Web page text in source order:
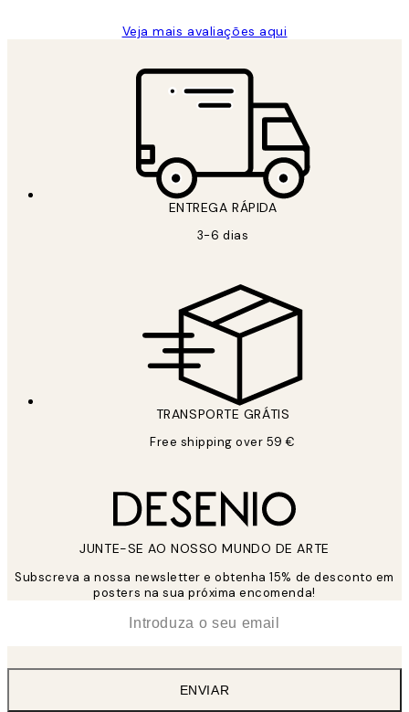
Veja mais avaliações aqui
ENTREGA RÁPIDA
3-6 dias
TRANSPORTE GRÁTIS
Free shipping over 59 €
JUNTE-SE AO NOSSO MUNDO DE ARTE
Subscreva a nossa newsletter e obtenha 15% de desconto em
posters na sua próxima encomenda!
ENVIAR